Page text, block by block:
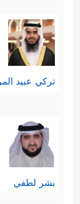
تركي عبيد
بشر لطفي